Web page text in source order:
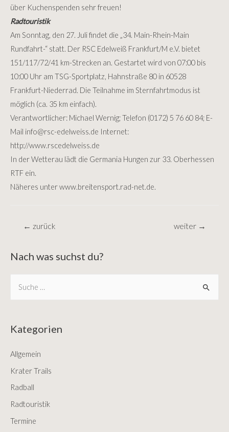
über Kuchenspenden sehr freuen!
Radtouristik
Am Sonntag, den 27. Juli findet die „34. Main-Rhein-Main
Rundfahrt-“ statt. Der RSC Edelweiß Frankfurt/M e.V. bietet
151/117/72/41 km-Strecken an. Gestartet wird von 07:00 bis
10:00 Uhr am TSG-Sportplatz, Hahnstraße 80 in 60528
Frankfurt-Niederrad. Die Teilnahme im Sternfahrtmodus ist
möglich (ca. 35 km einfach).
Verantwortlicher: Michael Wernig; Telefon (0172) 5 76 60 84; E-
Mail info@rsc-edelweiss.de Internet:
http://www.rscedelweiss.de
In der Wetterau lädt die Germania Hungen zur 33. Oberhessen
RTF ein.
Näheres unter www.breitensport.rad-net.de.
Beitragsnavigation
← zurück weiter →
Nach was suchst du?
r
h
f
o
r
Kategorien
Allgemein
Krater Trails
Radball
Radtouristik
Termine